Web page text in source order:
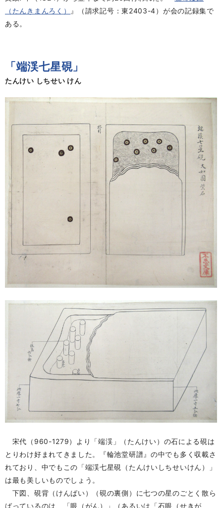
（たんきまんろく）
』（請求記号：東2403-4）が会の記録集で
ある。
「端渓七星硯」
たんけい しちせい けん
宋代（960-1279）より「端渓」（たんけい）の石による硯は
とりわけ好まれてきました。『輪池堂研譜』の中でも多く収載さ
れており、中でもこの「端渓七星硯（たんけいしちせいけん）」
は最も美しいものでしょう。
下図、硯背（けんぱい）（硯の裏側）に七つの星のごとく散ら
ばっているのは、「眼（がん）」（あるいは「石眼（せきが